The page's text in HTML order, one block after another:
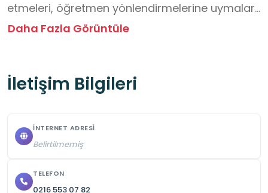
etmeleri, öğretmen yönlendirmelerine uymaları
ve ibadet saatleri dışında uygun zamanlarda
ibadet eden kişilere saygı gösterilmesi,
edilmesi önem taşır. Öğrencilerin mekâna
düzenli biçimde taşımaları ve çevredeki dar
Daha Fazla Görüntüle
İletişim Bilgileri
İNTERNET ADRESI
Belirtilmemiş
TELEFON
0216 553 07 82